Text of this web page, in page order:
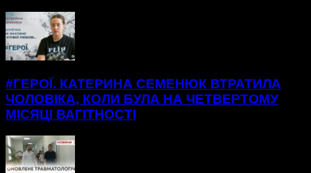
#ГЕРОЇ. КАТЕРИНА СЕМЕНЮК ВТРАТИЛА
ЧОЛОВІКА, КОЛИ БУЛА НА ЧЕТВЕРТОМУ
МІСЯЦІ ВАГІТНОСТІ